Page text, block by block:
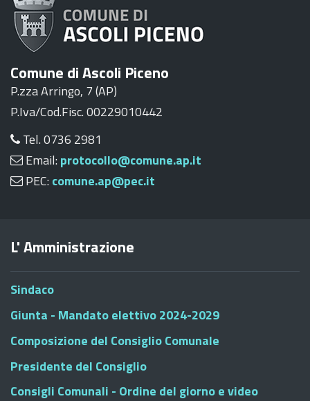
Comune di Ascoli Piceno
P.zza Arringo, 7 (AP)
P.Iva/Cod.Fisc. 00229010442
Tel. 0736 2981
Email: protocollo@comune.ap.it
PEC: comune.ap@pec.it
L' Amministrazione
Sindaco
Giunta - Mandato elettivo 2024-2029
Composizione del Consiglio Comunale
Presidente del Consiglio
Consigli Comunali - Ordine del giorno e video